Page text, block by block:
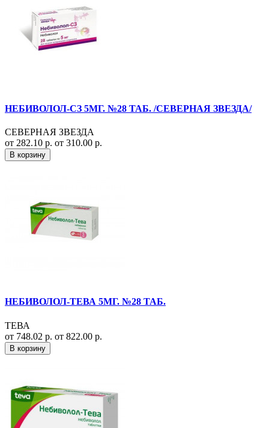
НЕБИВОЛОЛ-СЗ 5МГ. №28 ТАБ. /СЕВЕРНАЯ ЗВЕЗДА/
СЕВЕРНАЯ ЗВЕЗДА
от 282.10 р. от 310.00 р.
В корзину
НЕБИВОЛОЛ-ТЕВА 5МГ. №28 ТАБ.
ТЕВА
от 748.02 р. от 822.00 р.
В корзину